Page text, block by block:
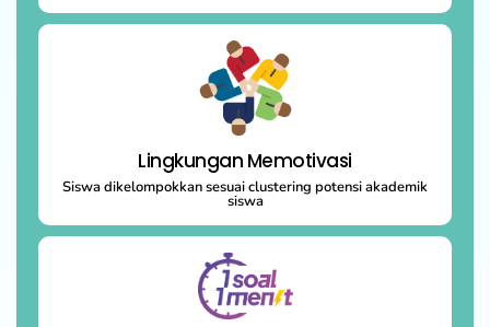
Lingkungan Memotivasi
Siswa dikelompokkan sesuai clustering potensi akademik
siswa